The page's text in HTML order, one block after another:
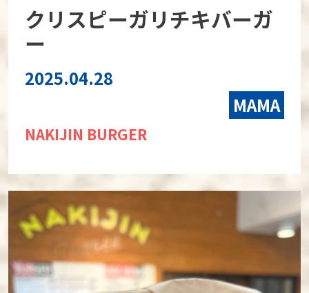
クリスピーガリチキバーガ
ー
2025.04.28
MAMA
NAKIJIN BURGER